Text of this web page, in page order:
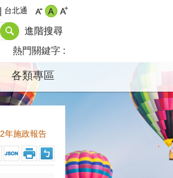
台北通
進階搜尋
熱門關鍵字
各類專區
年施政報告